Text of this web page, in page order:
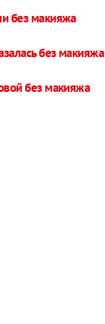
без макияжа
без макияжа
без макияжа